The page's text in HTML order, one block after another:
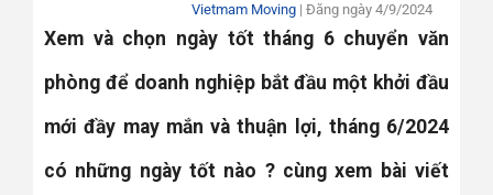
Vietmam Moving| Đăng ngày 4/9/2024
Xem và chọn ngày tốt tháng 6 chuyển văn
phòng để doanh nghiệp bắt đầu một khởi đầu
mới đầy may mắn và thuận lợi, tháng 6/2024
có những ngày tốt nào ? cùng xem bài viết